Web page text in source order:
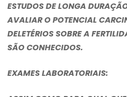
ESTUDOS DE LONGA
AVALIAR O POTENCIAL
DELETÉRIOS SOBRE A
SÃO CONHECIDOS.
EXAMES LABORATORIAIS: